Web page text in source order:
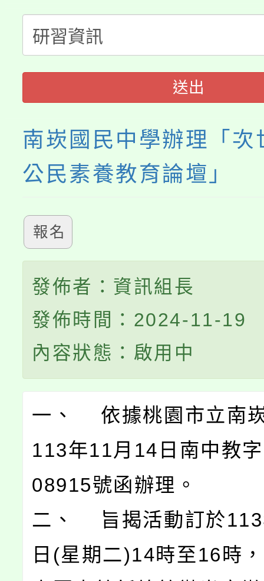
程，歡迎學生輔導中心
心理、諮商輔導、社會
系所師生報名參加。
縣市「校園短影音徵選
門員」簡章及活動海報
踴躍報名參加。
桃園市115學年度學生
要點
「桃園市補助參觀特色
展演活動實施計畫」
115年度「教育部表揚
義教育推展貢獻獎」
送出
南崁國民中學辦理「次
公民素養教育論壇」
報名
發佈者：資訊組長
發佈時間：2024-11-19
內容狀態：啟用中
一、 依據桃園市立南
113年11月14日南中教
08915號函辦理。
二、 旨揭活動訂於113
日(星期二)14時至16時